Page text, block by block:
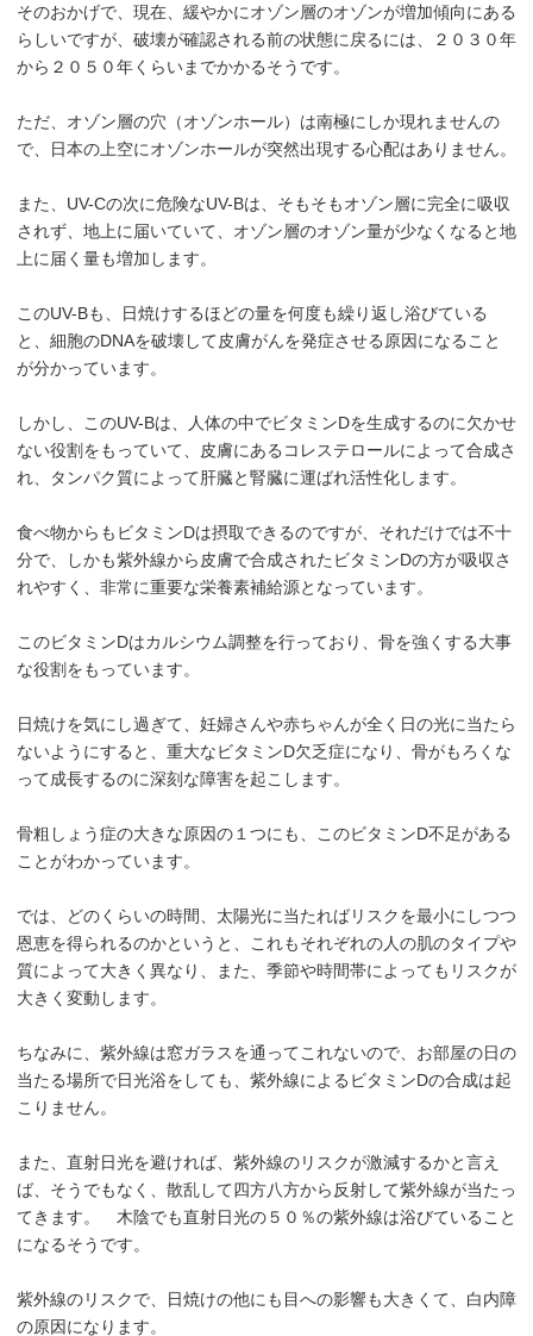
そのおかげで、現在、緩やかにオゾン層のオゾンが増加傾向にある
らしいですが、破壊が確認される前の状態に戻るには、２０３０年
から２０５０年くらいまでかかるそうです。
ただ、オゾン層の穴（オゾンホール）は南極にしか現れませんの
で、日本の上空にオゾンホールが突然出現する心配はありません。
また、UV-Cの次に危険なUV-Bは、そもそもオゾン層に完全に吸収
されず、地上に届いていて、オゾン層のオゾン量が少なくなると地
上に届く量も増加します。
このUV-Bも、日焼けするほどの量を何度も繰り返し浴びている
と、細胞のDNAを破壊して皮膚がんを発症させる原因になること
が分かっています。
しかし、このUV-Bは、人体の中でビタミンDを生成するのに欠かせ
ない役割をもっていて、皮膚にあるコレステロールによって合成さ
れ、タンパク質によって肝臓と腎臓に運ばれ活性化します。
食べ物からもビタミンDは摂取できるのですが、それだけでは不十
分で、しかも紫外線から皮膚で合成されたビタミンDの方が吸収さ
れやすく、非常に重要な栄養素補給源となっています。
このビタミンDはカルシウム調整を行っており、骨を強くする大事
な役割をもっています。
日焼けを気にし過ぎて、妊婦さんや赤ちゃんが全く日の光に当たら
ないようにすると、重大なビタミンD欠乏症になり、骨がもろくな
って成長するのに深刻な障害を起こします。
骨粗しょう症の大きな原因の１つにも、このビタミンD不足がある
ことがわかっています。
では、どのくらいの時間、太陽光に当たればリスクを最小にしつつ
恩恵を得られるのかというと、これもそれぞれの人の肌のタイプや
質によって大きく異なり、また、季節や時間帯によってもリスクが
大きく変動します。
ちなみに、紫外線は窓ガラスを通ってこれないので、お部屋の日の
当たる場所で日光浴をしても、紫外線によるビタミンDの合成は起
こりません。
また、直射日光を避ければ、紫外線のリスクが激減するかと言え
ば、そうでもなく、散乱して四方八方から反射して紫外線が当たっ
てきます。 木陰でも直射日光の５０％の紫外線は浴びていること
になるそうです。
紫外線のリスクで、日焼けの他にも目への影響も大きくて、白内障
の原因になります。